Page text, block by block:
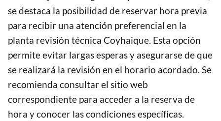
se destaca la posibilidad de reservar hora previa
para recibir una atención preferencial en la
planta revisión técnica Coyhaique. Esta opción
permite evitar largas esperas y asegurarse de que
se realizará la revisión en el horario acordado. Se
recomienda consultar el sitio web
correspondiente para acceder a la reserva de
hora y conocer las condiciones específicas.